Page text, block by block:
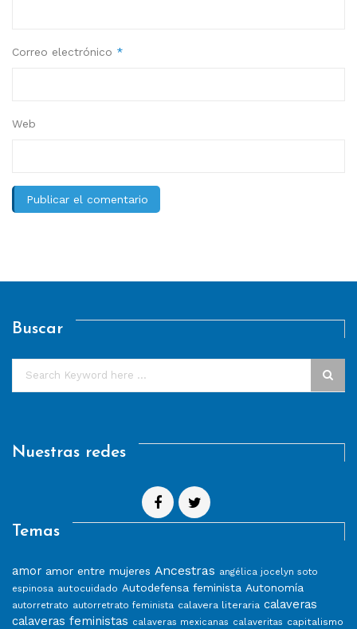
Correo electrónico *
Web
Buscar
Nuestras redes
Temas
amor amor entre mujeres Ancestras angélica jocelyn soto
espinosa autocuidado Autodefensa feminista Autonomía
autorretrato autorretrato feminista calavera literaria calaveras
calaveras feministas calaveras mexicanas calaveritas capitalismo